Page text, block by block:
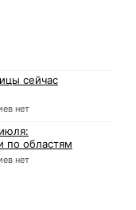
сейчас
нет